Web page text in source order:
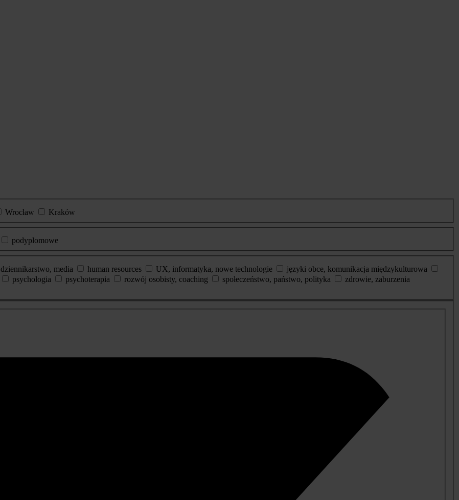
Wrocław
Kraków
podyplomowe
dziennikarstwo, media human resources UX, informatyka, nowe technologie
języki obce, komunikacja międzykulturowa
psychologia psychoterapia rozwój osobisty, coaching społeczeństwo, państwo, polityka
zdrowie, zaburzenia